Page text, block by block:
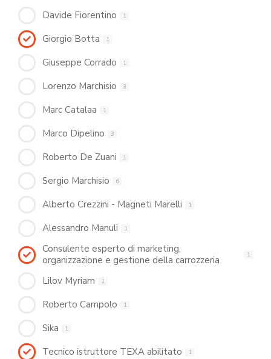
Davide Fiorentino 1
Giorgio Botta 1
Giuseppe Corrado 1
Lorenzo Marchisio 3
Marc Catalaa 1
Marco Dipelino 3
Roberto De Zuani 1
Sergio Marchisio 6
Alberto Crezzini - Magneti Marelli 1
Alessandro Manuli 1
Consulente esperto di marketing,
organizzazione e gestione della carrozzeria
1
Lilov Myriam 1
Roberto Campolo 1
Sika 1
Tecnico istruttore TEXA abilitato 1